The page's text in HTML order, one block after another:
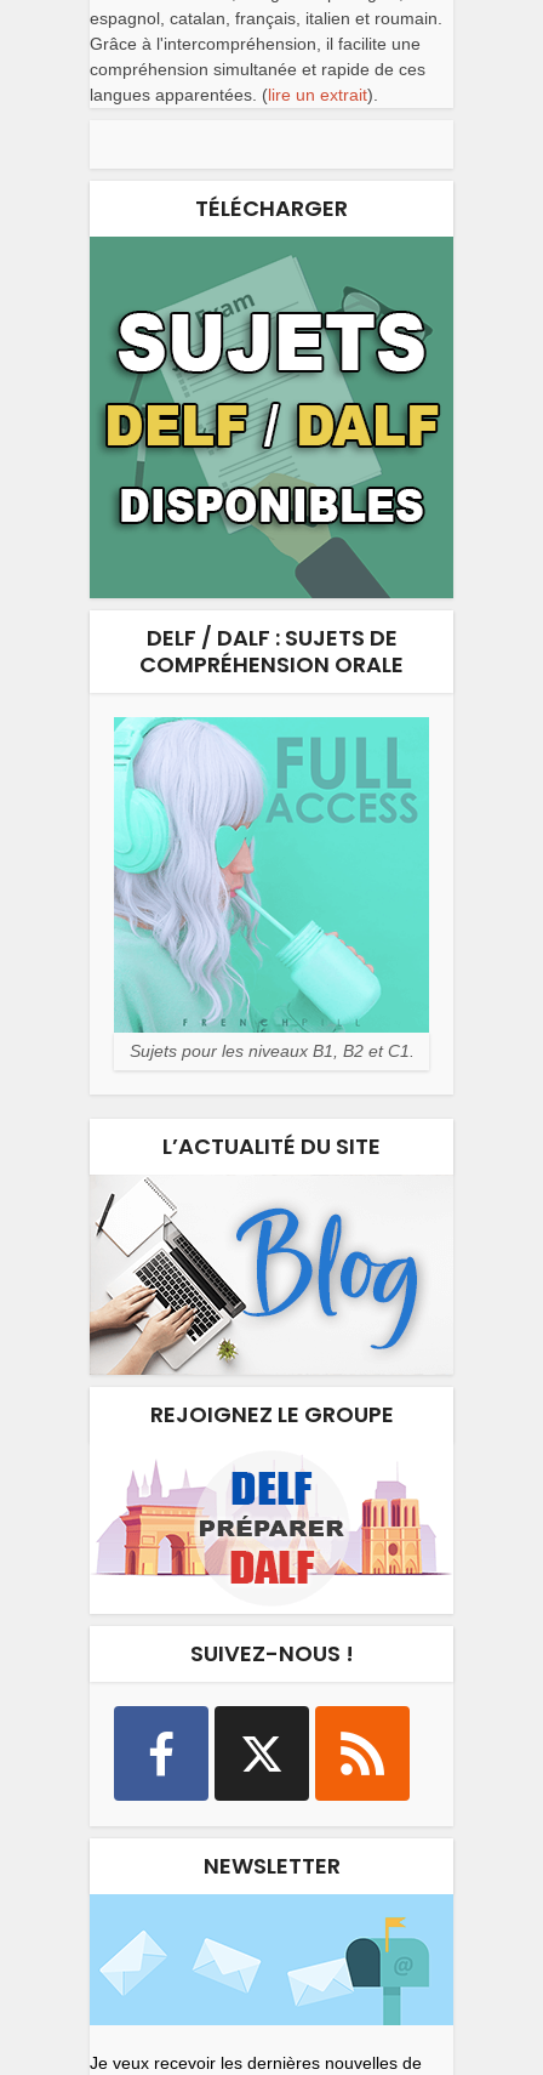
espagnol, catalan, français, italien et roumain.
Grâce à l'intercompréhension, il facilite une
compréhension simultanée et rapide de ces
langues apparentées. (lire un extrait).
TÉLÉCHARGER
DELF / DALF : SUJETS DE
COMPRÉHENSION ORALE
Sujets pour les niveaux B1, B2 et C1.
L’ACTUALITÉ DU SITE
REJOIGNEZ LE GROUPE
SUIVEZ-NOUS !
NEWSLETTER
Je veux recevoir les dernières nouvelles de